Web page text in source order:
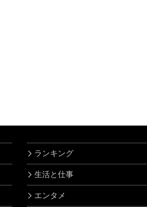
ランキング
生活と仕事
エンタメ